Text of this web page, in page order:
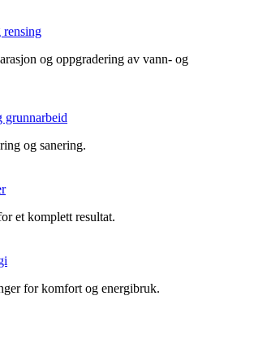
rensing
og oppgradering av vann- og
grunnarbeid
og sanering.
et komplett resultat.
for komfort og energibruk.